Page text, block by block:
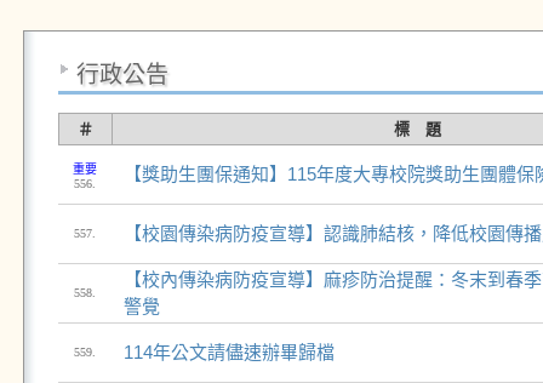
行政公告
＃ 標 題
重要
556.
【獎助生團保通知】115年度大專校院獎助生團體保
557. 【校園傳染病防疫宣導】認識肺結核，降低校園傳
558.
【校內傳染病防疫宣導】麻疹防治提醒：冬末到春
警覺
559. 114年公文請儘速辦畢歸檔